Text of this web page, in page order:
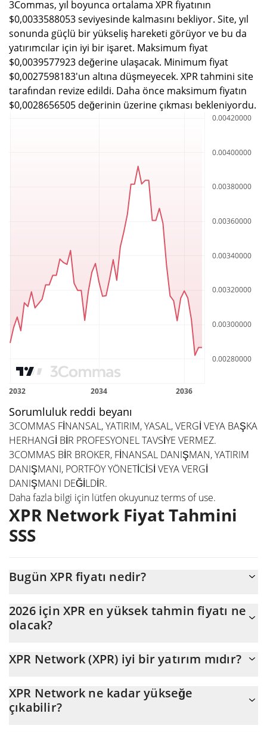
3Commas, yıl boyunca ortalama XPR fiyatının
$0,0033588053 seviyesinde kalmasını bekliyor. Site, yıl
sonunda güçlü bir yükseliş hareketi görüyor ve bu da
yatırımcılar için iyi bir işaret. Maksimum fiyat
$0,0039577923 değerine ulaşacak. Minimum fiyat
$0,0027598183'un altına düşmeyecek. XPR tahmini site
tarafından revize edildi. Daha önce maksimum fiyatın
$0,0028656505 değerinin üzerine çıkması bekleniyordu.
Sorumluluk reddi beyanı
3COMMAS FİNANSAL, YATIRIM, YASAL, VERGİ VEYA BAŞKA
HERHANGİ BİR PROFESYONEL TAVSİYE VERMEZ.
3COMMAS BİR BROKER, FİNANSAL DANIŞMAN, YATIRIM
DANIŞMANI, PORTFÖY YÖNETİCİSİ VEYA VERGİ
DANIŞMANI DEĞİLDİR.
Daha fazla bilgi için lütfen okuyunuzterms of use.
XPR Network Fiyat Tahmini
SSS
Bugün XPR fiyatı nedir?
$0,00253927 seviyesinde işlem görüyor
2026 için XPR en yüksek tahmin fiyatı ne
olacak?
seviyesine ulaşması bekleniyor.
XPR Network (XPR) iyi bir yatırım mıdır?
yanlış olabileceğini belirtmemiz gerekiyor, bu nedenle yatırım
yapmadan önce daima kendi araştırmanızı yapmalısınız.
XPR Network ne kadar yükseğe
çıkabilir?